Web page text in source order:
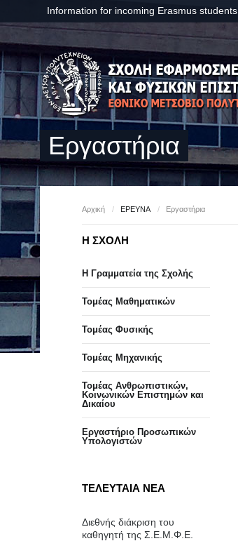
Information for incoming Erasmus students
Εργαστήρια
Αρχική / ΕΡΕΥΝΑ / Εργαστήρια
Η ΣΧΟΛΗ
Η Γραμματεία της Σχολής
Τομέας Μαθηματικών
Τομέας Φυσικής
Τομέας Μηχανικής
Τομέας Ανθρωπιστικών,
Κοινωνικών Επιστημών και
Δικαίου
Eργαστήριo Προσωπικών
Υπολογιστών
ΤΕΛΕΥΤΑΙΑ ΝΕΑ
Διεθνής διάκριση του
καθηγητή της Σ.Ε.Μ.Φ.Ε.